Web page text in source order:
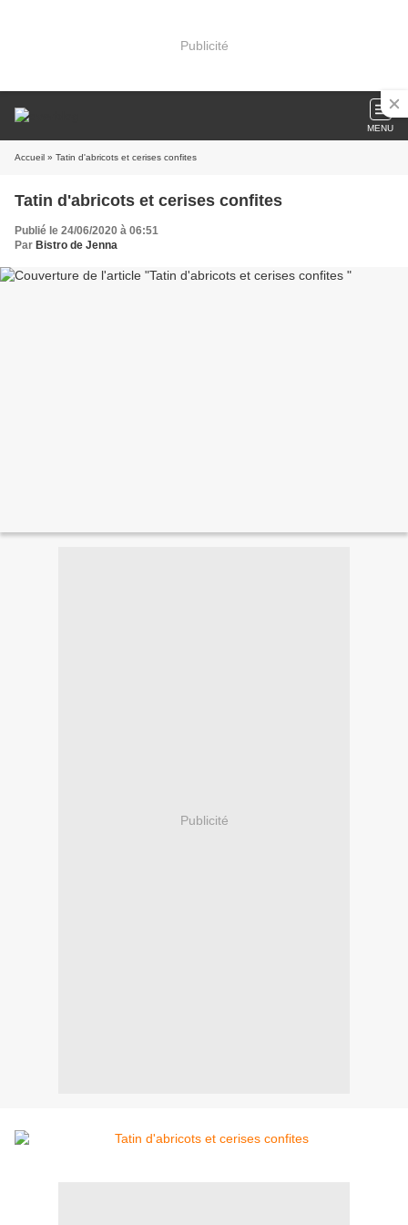
Publicité
MENU
Accueil » Tatin d'abricots et cerises confites
Tatin d'abricots et cerises confites
Publié le 24/06/2020 à 06:51
Par Bistro de Jenna
Publicité